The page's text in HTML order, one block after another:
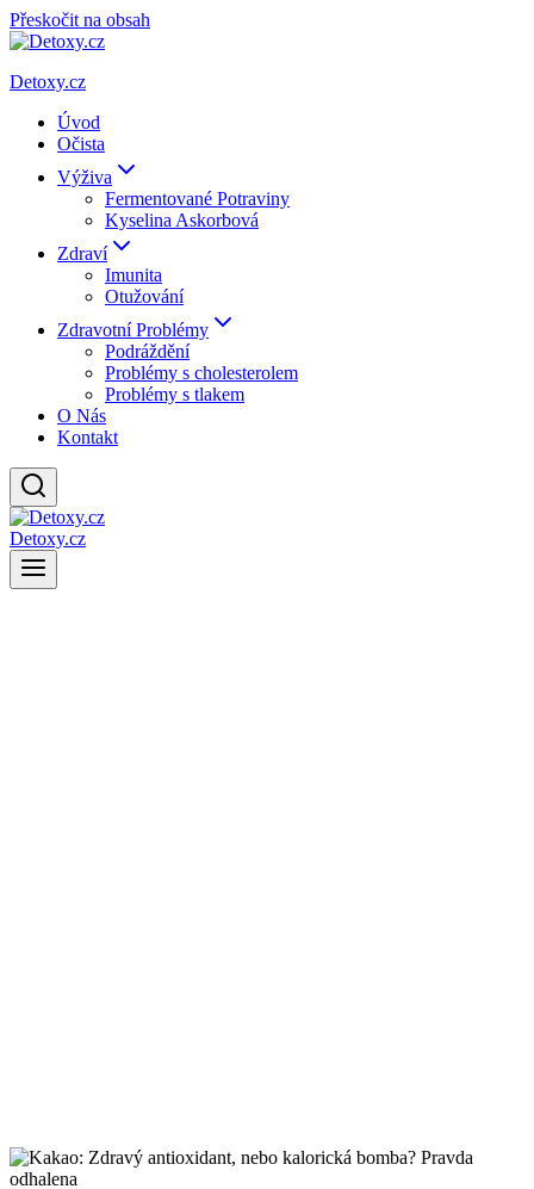
Přeskočit na obsah
Detoxy.cz
Úvod
Očista
Výživa
Fermentované Potraviny
Kyselina Askorbová
Zdraví
Imunita
Otužování
Zdravotní Problémy
Podráždění
Problémy s cholesterolem
Problémy s tlakem
O Nás
Kontakt
Detoxy.cz